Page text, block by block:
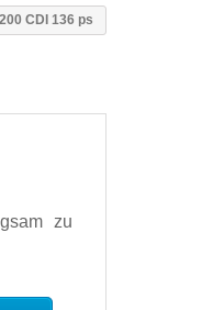
CDI 136 ps
zu